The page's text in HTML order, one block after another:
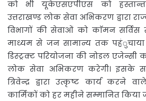
को भी यूकेएसएपीएस को
उत्तराखण्ड लोक सेवा अभिकरण द्वारा
विभागों की सेवाओं को काॅमन
माध्यम से जन सामान्य तक पहंुचाया
डिस्ट्रक्ट परियोजना की नोडल एजेन्सी
लोक सेवा अभिकरण करेगी। इसके
त्रिवेन्द्र द्वारा उत्कृष्ट कार्य करने
कार्मिकों को हर महीने सम्मानित किया